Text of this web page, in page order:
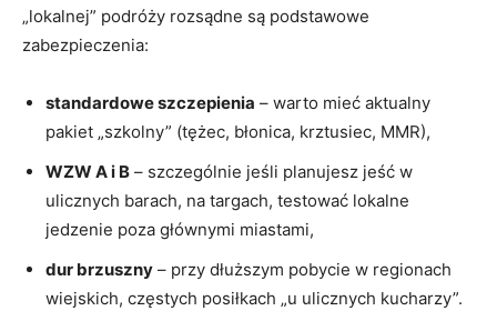
„lokalnej” podróży rozsądne są podstawowe
zabezpieczenia:
standardowe szczepienia – warto mieć aktualny
pakiet „szkolny” (tężec, błonica, krztusiec, MMR),
WZW A i B – szczególnie jeśli planujesz jeść w
ulicznych barach, na targach, testować lokalne
jedzenie poza głównymi miastami,
dur brzuszny – przy dłuższym pobycie w regionach
wiejskich, częstych posiłkach „u ulicznych kucharzy”.